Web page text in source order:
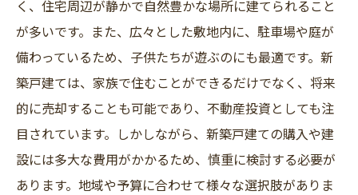
く、住宅周辺が静かで自然豊かな場所に建てられること
が多いです。また、広々とした敷地内に、駐車場や庭が
備わっているため、子供たちが遊ぶのにも最適です。新
築戸建ては、家族で住むことができるだけでなく、将来
的に売却することも可能であり、不動産投資としても注
目されています。しかしながら、新築戸建ての購入や建
設には多大な費用がかかるため、慎重に検討する必要が
あります。地域や予算に合わせて様々な選択肢がありま